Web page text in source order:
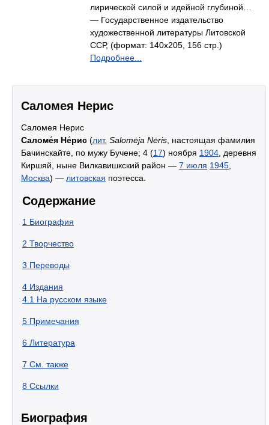
лирической силой и идейной глубиной…
— Государственное издательство
художественной литературы Литовской
ССР, (формат: 140x205, 156 стр.)
Подробнее...
Саломея Нерис
Саломея Нерис
Саломе́я Не́рис (лит. Salomėja Nėris , настоящая фамилия
Бачинскайте, по мужу Бучене; 4 (17) ноября 1904 , деревня
Киршяй, ныне Вилкавишкский район — 7 июля 1945
Москва) — литовская поэтесса.
Содержание
1 Биография
2 Творчество
3 Переводы
4 Издания
4.1 На русском языке
5 Примечания
6 Литература
7 См. также
8 Ссылки
Биография